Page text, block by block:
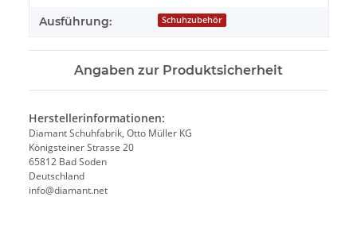
Ausführung: Schuhzubehör
Angaben zur Produktsicherheit
Herstellerinformationen:
Diamant Schuhfabrik, Otto Müller KG
Königsteiner Strasse 20
65812 Bad Soden
Deutschland
info@diamant.net